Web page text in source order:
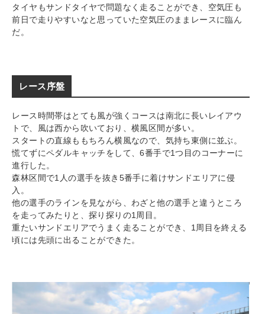
タイヤもサンドタイヤで問題なく走ることができ、空気圧も
前日で走りやすいなと思っていた空気圧のままレースに臨ん
だ。
レース序盤
レース時間帯はとても風が強くコースは南北に長いレイアウ
トで、風は西から吹いており、横風区間が多い。
スタートの直線ももちろん横風なので、気持ち東側に並ぶ。
慌てずにペダルキャッチをして、6番手で1つ目のコーナーに
進行した。
森林区間で1人の選手を抜き5番手に着けサンドエリアに侵
入。
他の選手のラインを見ながら、わざと他の選手と違うところ
を走ってみたりと、探り探りの1周目。
重たいサンドエリアでうまく走ることができ、1周目を終える
頃には先頭に出ることができた。